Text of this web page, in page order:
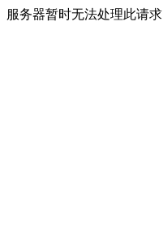
服务器暂时无法处理此请求